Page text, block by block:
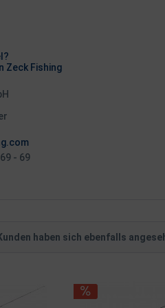
Zeck Fishing
- 69
haben sich ebenfalls